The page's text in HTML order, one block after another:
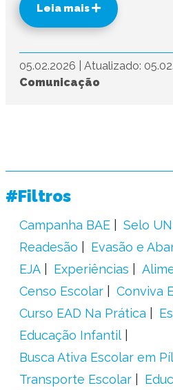
Leia mais
05.02.2026 Atualizado:
Comunicação
#Filtros
Campanha BAE Selo
Readesão
Evasão e
EJA
Experiências
Censo Escolar
Conviva
Curso EAD Na Prática
Educação Infantil
Busca Ativa Escolar em
Transporte Escolar